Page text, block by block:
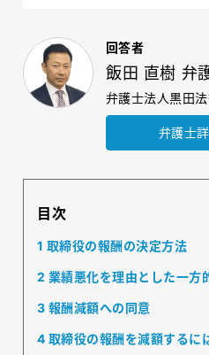
回答者
飯田 直樹 弁
弁護士法人黒田
弁護士
目次
1 取締役の報酬の決定方法
2 業績悪化を理由とした一方
3 報酬減額への同意
4 取締役の報酬を減額するに